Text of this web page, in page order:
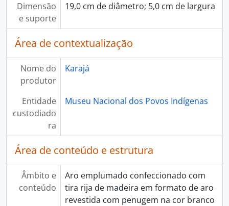
Dimensão
e suporte
19,0 cm de diâmetro; 5,0 cm de largura
Área de contextualização
Nome do
produtor
Karajá
Entidade
custodiado
ra
Museu Nacional dos Povos Indígenas
Área de conteúdo e estrutura
Âmbito e
conteúdo
Aro emplumado confeccionado com
tira rija de madeira em formato de aro
revestida com penugem na cor branco